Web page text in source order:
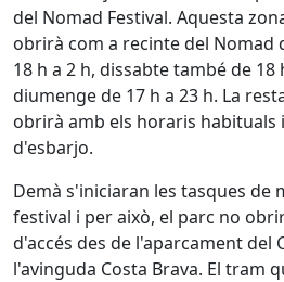
del Nomad Festival. Aquesta
obrirà com a recinte del Nomad
18 h a 2 h, dissabte també de 18
diumenge de 17 h a 23 h. La
obrirà amb els horaris habituals
d'esbarjo.
Demà s'iniciaran les tasques de
festival i per això, el parc no
d'accés des de l'aparcament del
l'avinguda Costa Brava. El tram